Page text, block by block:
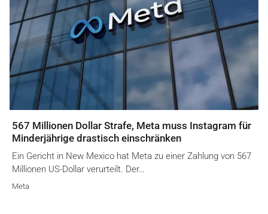
567 Millionen Dollar Strafe, Meta muss Instagram für
Minderjährige drastisch einschränken
Ein Gericht in New Mexico hat Meta zu einer Zahlung von 567
Millionen US-Dollar verurteilt. Der…
Meta